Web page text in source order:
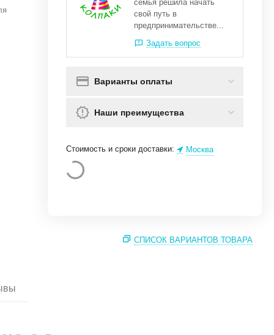
семья решила начать
свой путь в
предпринимательстве...
Задать вопрос
Варианты оплаты
Наши преимущества
Стоимость и сроки доставки: Москва
СПИСОК ВАРИАНТОВ ТОВАРА